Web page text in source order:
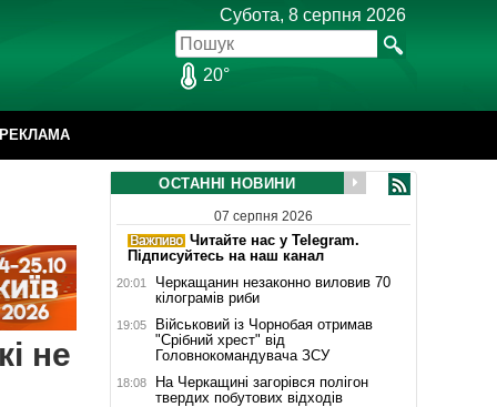
Субота, 8 серпня 2026
20°
РЕКЛАМА
не
ОСТАННІ НОВИНИ
07 серпня 2026
Читайте нас у Telegram.
Підписуйтесь на наш канал
20:01
Черкащанин незаконно виловив 70
кілограмів риби
19:05
Військовий із Чорнобая отримав
"Срібний хрест" від
Головнокомандувача ЗСУ
18:08
На Черкащині загорівся полігон
твердих побутових відходів